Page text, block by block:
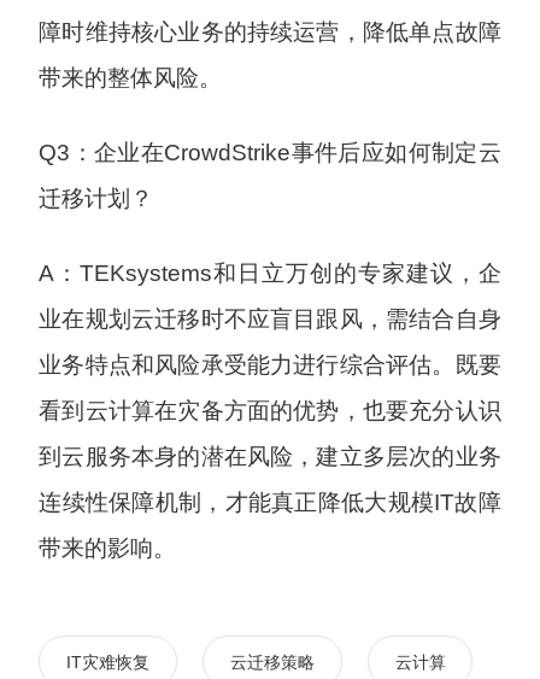
障时维持核心业务的持续运营，降低单点故障
带来的整体风险。
Q3：企业在CrowdStrike事件后应如何制定云
迁移计划？
A：TEKsystems和日立万创的专家建议，企
业在规划云迁移时不应盲目跟风，需结合自身
业务特点和风险承受能力进行综合评估。既要
看到云计算在灾备方面的优势，也要充分认识
到云服务本身的潜在风险，建立多层次的业务
连续性保障机制，才能真正降低大规模IT故障
带来的影响。
IT灾难恢复 云迁移策略 云计算